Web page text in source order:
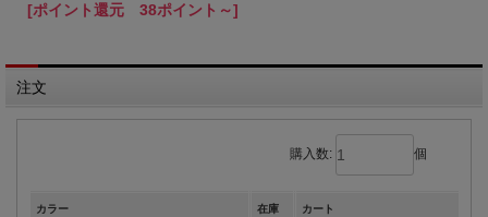
[ポイント還元 38ポイント～]
注文
購入数: 個
カラー 在庫 カート